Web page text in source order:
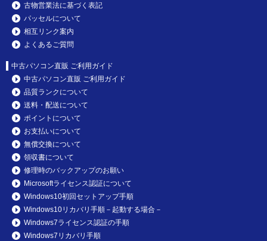
古物営業法に基づく表記
パッセルについて
相互リンク案内
よくあるご質問
中古パソコン直販 ご利用ガイド
中古パソコン直販 ご利用ガイド
品質ランクについて
送料・配送について
ポイントについて
お支払いについて
無償交換について
領収書について
修理時のバックアップのお願い
Microsoftライセンス認証について
Windows10初回セットアップ手順
Windows10リカバリ手順－起動する場合－
Windows7ライセンス認証の手順
Windows7リカバリ手順